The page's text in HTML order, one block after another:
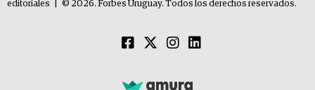
editoriales
© 2026. Forbes Uruguay. Todos los derechos reservados.